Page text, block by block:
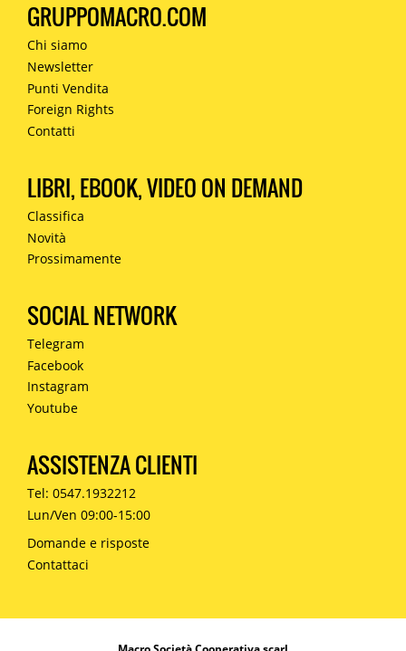
GRUPPOMACRO.COM
Chi siamo
Newsletter
Punti Vendita
Foreign Rights
Contatti
LIBRI, EBOOK, VIDEO ON DEMAND
Classifica
Novità
Prossimamente
SOCIAL NETWORK
Telegram
Facebook
Instagram
Youtube
ASSISTENZA CLIENTI
Tel: 0547.1932212
Lun/Ven 09:00-15:00
Domande e risposte
Contattaci